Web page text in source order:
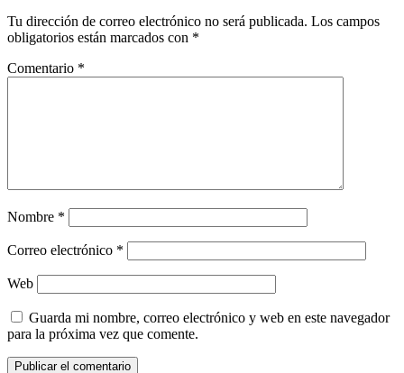
Tu dirección de correo electrónico no será publicada. Los campos
obligatorios están marcados con *
Comentario *
Nombre *
Correo electrónico *
Web
Guarda mi nombre, correo electrónico y web en este navegador
para la próxima vez que comente.